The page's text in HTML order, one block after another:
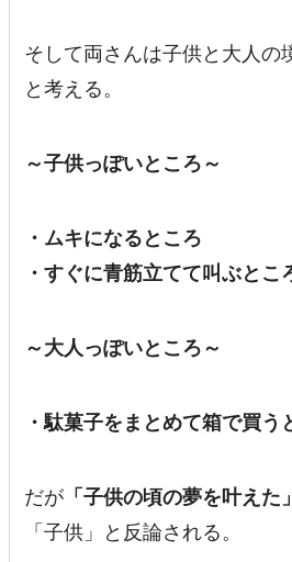
そして両さんは子供と大人の
と考える。
～子供っぽいところ～
・ムキになるところ
・すぐに青筋立てて叫ぶとこ
～大人っぽいところ～
・駄菓子をまとめて箱で買う
だが 「子供の頃の夢を叶えた」
「子供」と反論される。